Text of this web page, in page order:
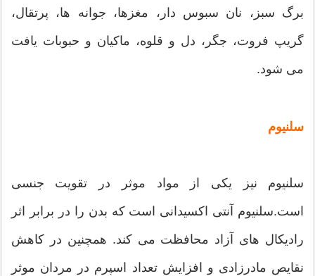
برگ سبز، نان سبوس دار، مغزها، جوانه ها، پرتقال،
گریپ فروت، جگر، دل و قلوه، ماکیان و حبوبات یافت
می شود.
سلنیوم
سلنیوم نیز یکی از مواد موثر در تقویت جنسی
است.سلنیوم آنتی اکسیدانی است که بدن را در برابر اثر
رادیکال های آزاد محافظت می کند. همچنین در کاهش
نقایص مادرزادی و افزایش تعداد اسپرم در مردان موثر